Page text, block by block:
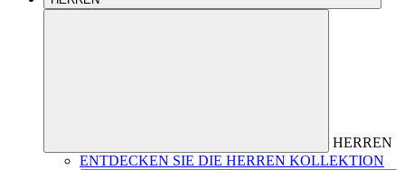
HERREN
ENTDECKEN SIE DIE HERREN KOLLEKTION